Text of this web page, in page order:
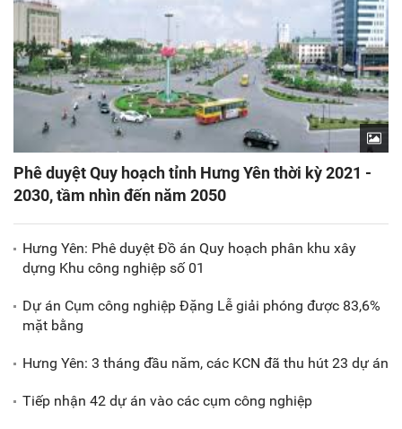
Phê duyệt Quy hoạch tỉnh Hưng Yên thời kỳ 2021 -
2030, tầm nhìn đến năm 2050
Hưng Yên: Phê duyệt Đồ án Quy hoạch phân khu xây
dựng Khu công nghiệp số 01
Dự án Cụm công nghiệp Đặng Lễ giải phóng được 83,6%
mặt bằng
Hưng Yên: 3 tháng đầu năm, các KCN đã thu hút 23 dự án
Tiếp nhận 42 dự án vào các cụm công nghiệp